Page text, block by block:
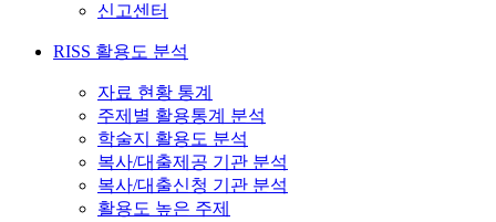
신고센터
RISS 활용도 분석
자료 현황 통계
주제별 활용통계 분석
학술지 활용도 분석
복사/대출제공 기관 분석
복사/대출신청 기관 분석
활용도 높은 주제